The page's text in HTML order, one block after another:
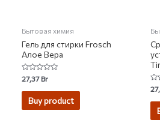
Бытовая химия
Гель для стирки Frosch
Алое Вера
Rated
0
out
27,37Br
Buy product
0
out